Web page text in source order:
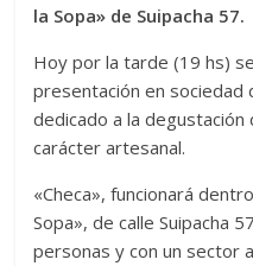
la Sopa» de Suipacha 57.
Hoy por la tarde (19 hs)
presentación en sociedad
dedicado a la
carácter artesanal.
«Checa», funcionará
Sopa», de calle Suipacha
personas y con un sector